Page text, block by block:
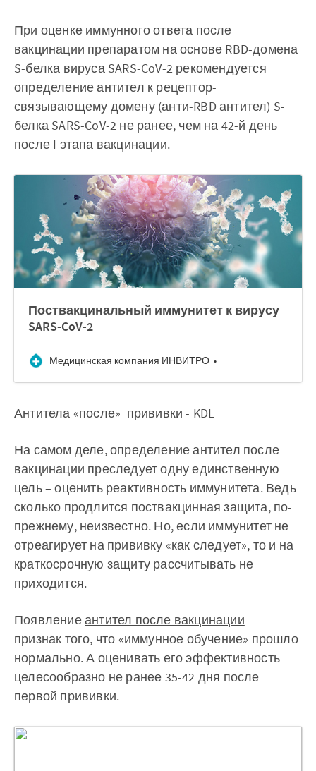
При оценке иммунного ответа после
вакцинации препаратом на основе RBD-домена
S-белка вируса SARS-CoV-2 рекомендуется
определение антител к рецептор-
связывающему домену (анти-RBD антител) S-
белка SARS-CoV-2 не ранее, чем на 42-й день
после I этапа вакцинации.
Поствакцинальный иммунитет к вирусу
SARS-CoV-2
Медицинская компания ИНВИТРО
‌Антитела «после» прививки - KDL
На самом деле, определение антител после
вакцинации преследует одну единственную
цель – оценить реактивность иммунитета. Ведь
сколько продлится поствакцинная защита, по-
прежнему, неизвестно. Но, если иммунитет не
отреагирует на прививку «как следует», то и на
краткосрочную защиту рассчитывать не
приходится.
Появлениеантител после вакцинации -
признак того, что «иммунное обучение» прошло
нормально. А оценивать его эффективность
целесообразно не ранее 35-42 дня после
первой прививки.